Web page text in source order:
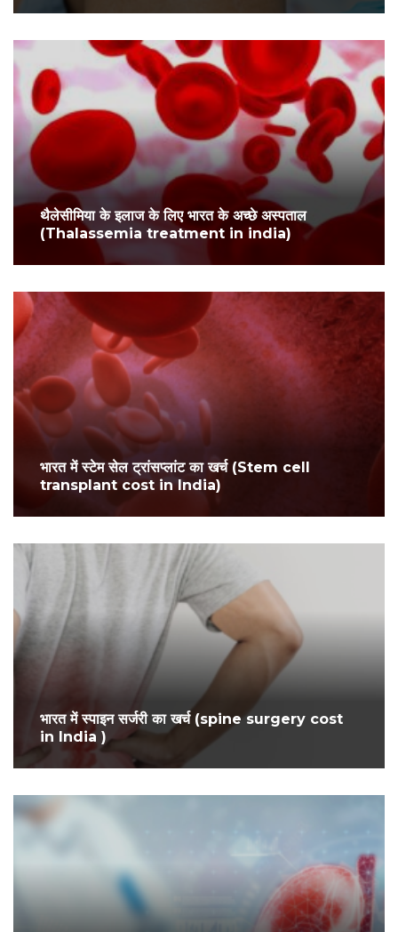
थैलेसीमिया के इलाज के लिए भारत के अच्छे अस्पताल
(Thalassemia treatment in india)
भारत में स्टेम सेल ट्रांसप्लांट का खर्च (Stem cell
transplant cost in India)
भारत में स्पाइन सर्जरी का खर्च (spine surgery cost
in India )